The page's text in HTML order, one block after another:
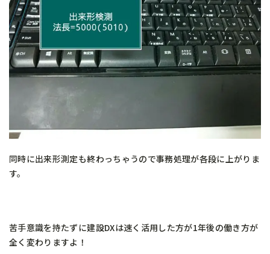
同時に出来形測定も終わっちゃうので事務処理が各段に上がりま
す。
苦手意識を持たずに建設DXは速く活用した方が1年後の働き方が
全く変わりますよ！